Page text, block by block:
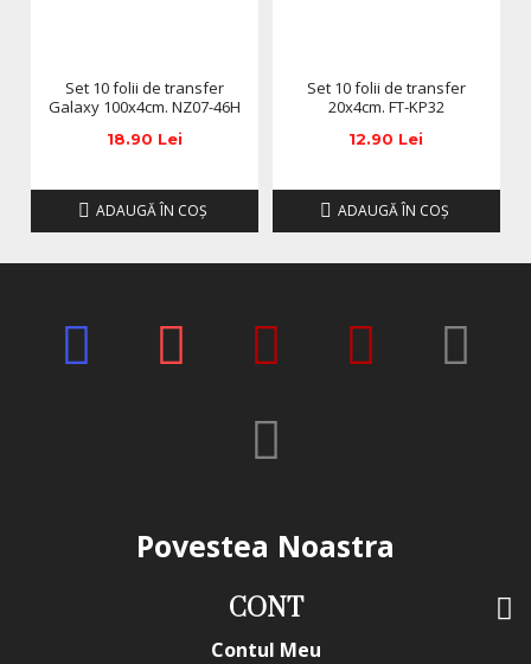
Set 10 folii de transfer
Galaxy 100x4cm. NZ07-46H
18.90 Lei
ADAUGĂ ÎN COŞ
Set 10 folii de transfer
20x4cm. FT-KP32
12.90 Lei
ADAUGĂ ÎN COŞ
Povestea Noastra
CONT
Contul Meu